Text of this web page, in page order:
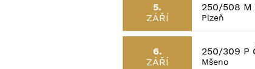
5.
ZÁŘÍ
250/508 M
Plzeň
6.
ZÁŘÍ
250/309 P
Mšeno